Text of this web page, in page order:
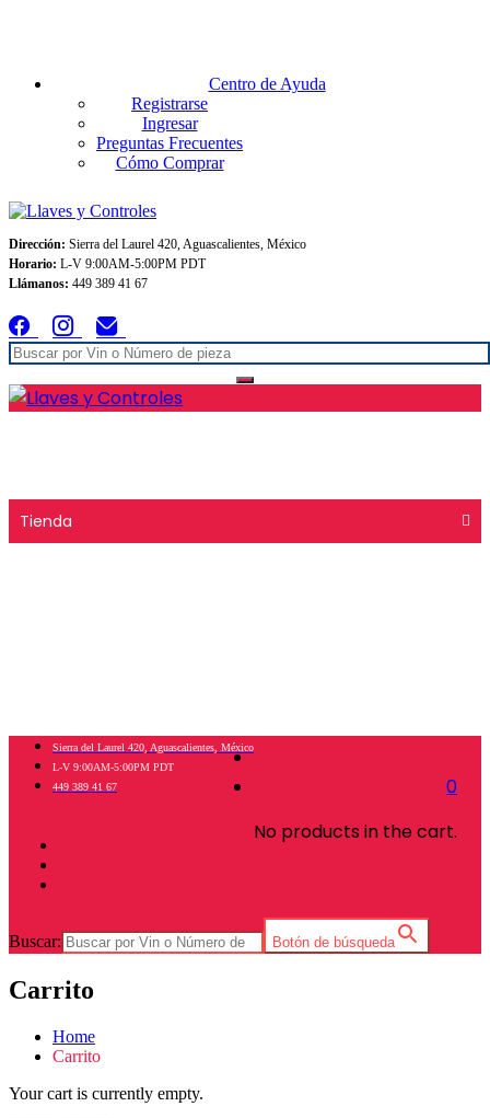
Centro de Ayuda
Registrarse
Ingresar
Preguntas Frecuentes
Cómo Comprar
Dirección: Sierra del Laurel 420, Aguascalientes, México
Horario: L-V 9:00AM-5:00PM PDT
Llámanos: 449 389 41 67
Tienda
0
No products in the cart.
Sierra del Laurel 420, Aguascalientes, México
L-V 9:00AM-5:00PM PDT
449 389 41 67
Buscar: Botón de búsqueda
Carrito
Home
Carrito
Your cart is currently empty.